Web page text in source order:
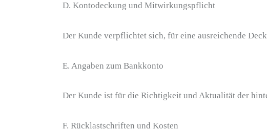
D. Kontodeckung und Mitwirkungspflicht
Der Kunde verpflichtet sich, für eine ausreichende
E. Angaben zum Bankkonto
Der Kunde ist für die Richtigkeit und Aktualität der
F. Rücklastschriften und Kosten